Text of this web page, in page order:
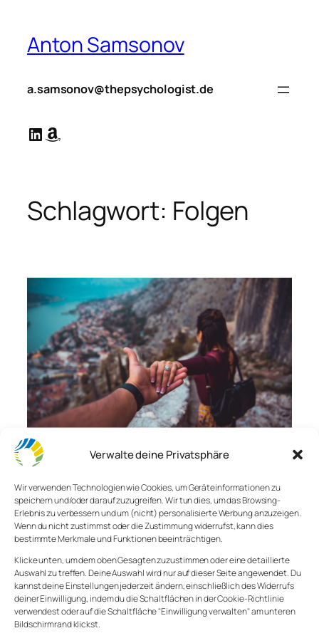
Verwalte deine Privatsphäre
Wir verwenden Technologien wie Cookies, um Geräteinformationen zu
speichern und/oder darauf zuzugreifen. Wir tun dies, um das Browsing-
Erlebnis zu verbessern und um (nicht) personalisierte Werbung anzuzeigen.
Wenn du nicht zustimmst oder die Zustimmung widerrufst, kann dies
bestimmte Merkmale und Funktionen beeinträchtigen.
Klicke unten, um dem oben Gesagten zuzustimmen oder eine detaillierte
Auswahl zu treffen. Deine Auswahl wird nur auf dieser Seite angewendet. Du
kannst deine Einstellungen jederzeit ändern, einschließlich des Widerrufs
deiner Einwilligung, indem du die Schaltflächen in der Cookie-Richtlinie
verwendest oder auf die Schaltfläche "Einwilligung verwalten" am unteren
Bildschirmrand klickst.
springen
Anton Samsonov
a.samsonov@thepsychologist.de
LinkedIn
Amazon
Schlagwort: Folgen
Folgen und Hinterfragen
Mikael Kristenson
Wir folgen gerne anderen. Denjenigen, denen andere
auch folgen.MassenpsychologieoderCrowd
psychology– wir können es nennen, wie wir wollen.
Wir sind soziale Kreaturen, die nicht gerne alleine
sind. Wir lieben die Sicherheit der Gruppe. Wir